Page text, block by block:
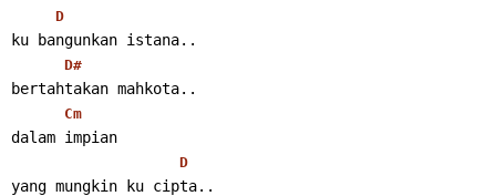
D
ku bangunkan istana..
D#
bertahtakan mahkota..
Cm
dalam impian
D
yang mungkin ku cipta..